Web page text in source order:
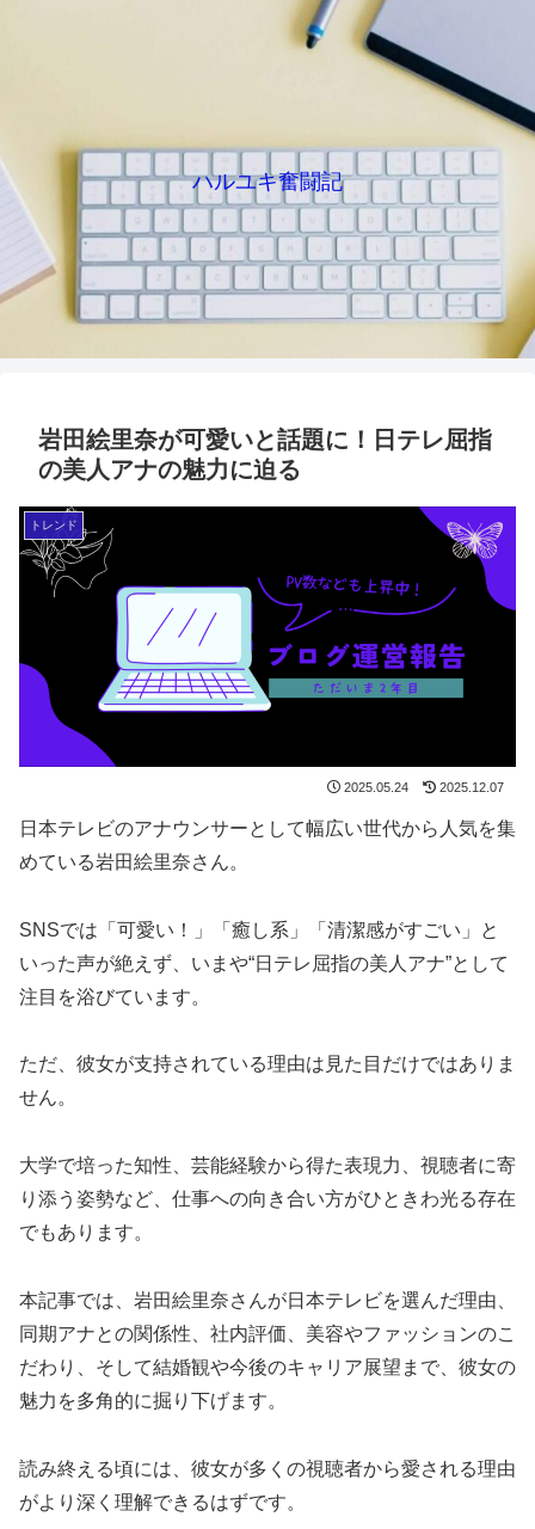
ハルユキ奮闘記
岩田絵里奈が可愛いと話題に！日テレ屈指
の美人アナの魅力に迫る
トレンド
2025.05.24 2025.12.07
日本テレビのアナウンサーとして幅広い世代から人気を集
めている岩田絵里奈さん。
SNSでは「可愛い！」「癒し系」「清潔感がすごい」と
いった声が絶えず、いまや“日テレ屈指の美人アナ”として
注目を浴びています。
ただ、彼女が支持されている理由は見た目だけではありま
せん。
大学で培った知性、芸能経験から得た表現力、視聴者に寄
り添う姿勢など、仕事への向き合い方がひときわ光る存在
でもあります。
本記事では、岩田絵里奈さんが日本テレビを選んだ理由、
同期アナとの関係性、社内評価、美容やファッションのこ
だわり、そして結婚観や今後のキャリア展望まで、彼女の
魅力を多角的に掘り下げます。
読み終える頃には、彼女が多くの視聴者から愛される理由
がより深く理解できるはずです。